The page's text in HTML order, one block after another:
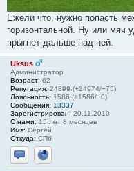
Ежели что, нужно попасть
горизонтальной. Ну или мяч
прыгнет дальше над ней.
Uksus
Администратор
Возраст: 62
Репутация: 24899 (+24974/−75)
Лояльность: 1586 (+1586/−0)
Сообщения: 13337
Зарегистрирован: 20.11.2010
С нами: 15 лет 8 месяцев
Имя: Сергей
Откуда: СПб
Отправить личное
Сайт